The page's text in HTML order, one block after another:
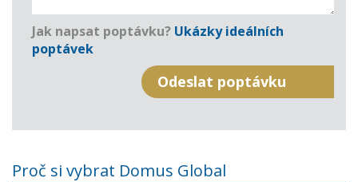
Jak napsat poptávku? Ukázky ideálních
poptávek
Proč si vybrat Domus Global